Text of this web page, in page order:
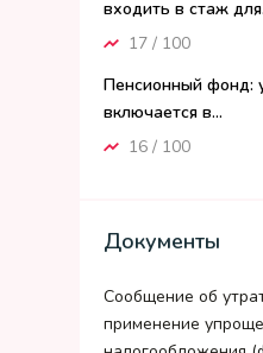
входить в стаж
17 / 100
Пенсионный фонд:
включается в...
16 / 100
Документы
Сообщение об
применение